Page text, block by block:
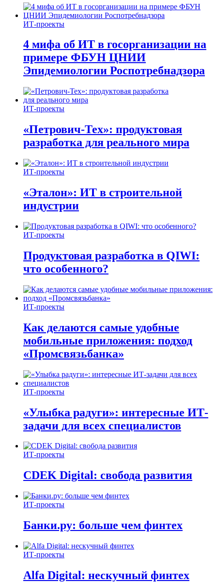
ИТ-проекты
4 мифа об ИТ в госорганизации на
примере ФБУН ЦНИИ
Эпидемиологии Роспотребнадзора
ИТ-проекты
«Петрович-Тех»: продуктовая
разработка для реального мира
ИТ-проекты
«Эталон»: ИТ в строительной
индустрии
ИТ-проекты
Продуктовая разработка в QIWI:
что особенного?
ИТ-проекты
Как делаются самые удобные
мобильные приложения: подход
«Промсвязьбанка»
ИТ-проекты
«Улыбка радуги»: интересные ИТ-
задачи для всех специалистов
ИТ-проекты
CDEK Digital: свобода развития
ИТ-проекты
Банки.ру: больше чем финтех
ИТ-проекты
Alfa Digital: нескучный финтех